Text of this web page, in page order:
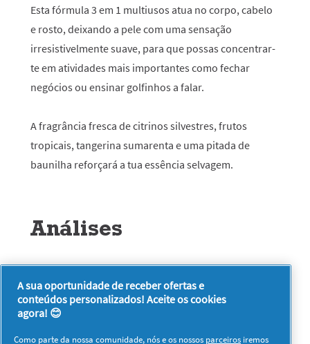
Esta fórmula 3 em 1 multiusos atua no corpo, cabelo
e rosto, deixando a pele com uma sensação
irresistivelmente suave, para que possas concentrar-
te em atividades mais importantes como fechar
negócios ou ensinar golfinhos a falar.
A fragrância fresca de citrinos silvestres, frutos
tropicais, tangerina sumarenta e uma pitada de
baunilha reforçará a tua essência selvagem.
Análises
Sem
valor
de
Seja o primeiro a analisar este produto
.
ação
A sua oportunidade de receber ofertas e
conteúdos personalizados! Aceite os cookies
agora! 😊
Como parte da nossa comunidade, nós e os nossos parceiros iremos